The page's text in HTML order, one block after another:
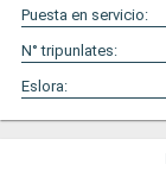
Puesta en servicio:
N° tripunlates:
Eslora: